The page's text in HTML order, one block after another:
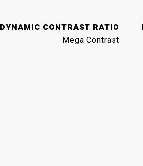
DYNAMIC CONTRAST RATIO
Mega Contrast